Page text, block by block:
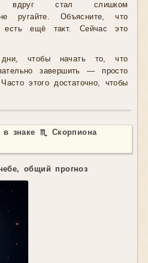
вдруг стал слишком
ругайте. Объясните, что
есть ещё такт. Сейчас это
дни, чтобы начать то, что
завершить — просто
этого достаточно, чтобы
знаке ♏ Скорпиона
общий прогноз